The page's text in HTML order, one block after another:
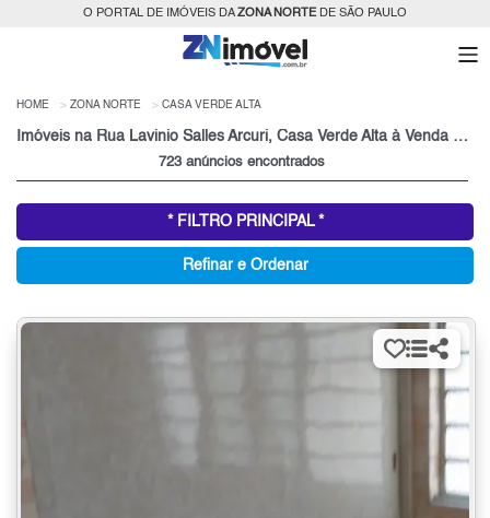
O PORTAL DE IMÓVEIS DAZONA NORTEDE SÃO PAULO
HOME ZONA NORTE CASA VERDE ALTA
Imóveis na Rua Lavinio Salles Arcuri, Casa Verde Alta à Venda ou para Alugar, Zona Norte, São Paulo, SP
723 anúncios encontrados
* FILTRO PRINCIPAL *
Refinar e Ordenar